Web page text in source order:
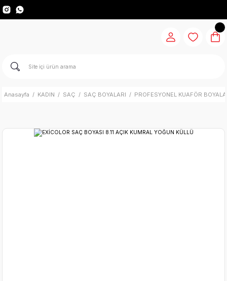
Anasayfa KADIN SAÇ SAÇ BOYALARI PROFESYONEL KUAFÖR